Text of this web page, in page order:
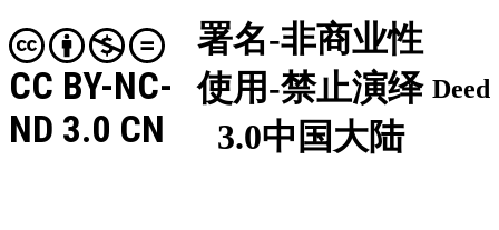
署名-非商业性
使用-禁止演绎
3.0中国大陆
CC BY-NC-
ND 3.0 CN
Deed